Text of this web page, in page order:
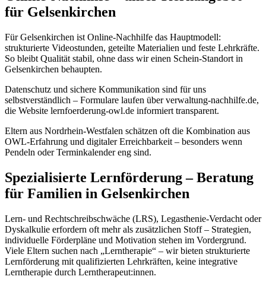
für Gelsenkirchen
Für Gelsenkirchen ist Online-Nachhilfe das Hauptmodell:
strukturierte Videostunden, geteilte Materialien und feste Lehrkräfte.
So bleibt Qualität stabil, ohne dass wir einen Schein-Standort in
Gelsenkirchen behaupten.
Datenschutz und sichere Kommunikation sind für uns
selbstverständlich – Formulare laufen über verwaltung-nachhilfe.de,
die Website lernfoerderung-owl.de informiert transparent.
Eltern aus Nordrhein-Westfalen schätzen oft die Kombination aus
OWL-Erfahrung und digitaler Erreichbarkeit – besonders wenn
Pendeln oder Terminkalender eng sind.
Spezialisierte Lernförderung – Beratung
für Familien in Gelsenkirchen
Lern- und Rechtschreibschwäche (LRS), Legasthenie-Verdacht oder
Dyskalkulie erfordern oft mehr als zusätzlichen Stoff – Strategien,
individuelle Förderpläne und Motivation stehen im Vordergrund.
Viele Eltern suchen nach „Lerntherapie“ – wir bieten strukturierte
Lernförderung mit qualifizierten Lehrkräften, keine integrative
Lerntherapie durch Lerntherapeut:innen.